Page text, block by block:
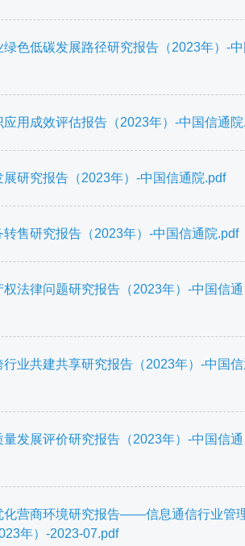
绿色低碳发展路径研究报告（2023年）-
用成效评估报告（2023年）-中国信通
研究报告（2023年）-中国信通院.pdf
售研究报告（2023年）-中国信通院.pdf
权法律问题研究报告（2023年）-中国信通
行业共建共享研究报告（2023年）-中国
发展评价研究报告（2023年）-中国信通
化营商环境研究报告——信息通信行业管
年）-2023-07.pdf